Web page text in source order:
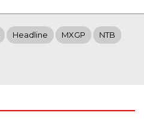
Headline MXGP NTB